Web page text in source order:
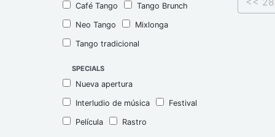
Café Tango Tango Brunch
Neo Tango Mixlonga
Tango tradicional
SPECIALS
Nueva apertura
Interludio de música Festival
Película Rastro